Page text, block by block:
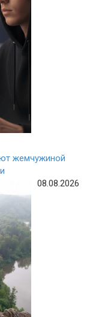
жемчужиной
08.08.2026